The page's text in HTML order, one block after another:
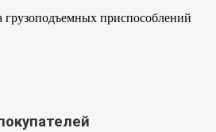
грузоподъемных приспособлений